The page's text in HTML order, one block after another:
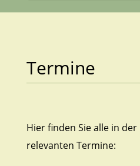
Termine
Hier finden Sie alle in
relevanten Termine: